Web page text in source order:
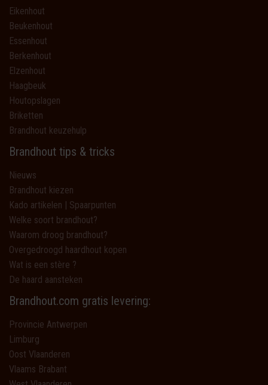
Eikenhout
Beukenhout
Essenhout
Berkenhout
Elzenhout
Haagbeuk
Houtopslagen
Briketten
Brandhout keuzehulp
Brandhout tips & tricks
Nieuws
Brandhout kiezen
Kado artikelen | Spaarpunten
Welke soort brandhout?
Waarom droog brandhout?
Overgedroogd haardhout kopen
Wat is een stère ?
De haard aansteken
Brandhout.com gratis levering:
Provincie Antwerpen
Limburg
Oost Vlaanderen
Vlaams Brabant